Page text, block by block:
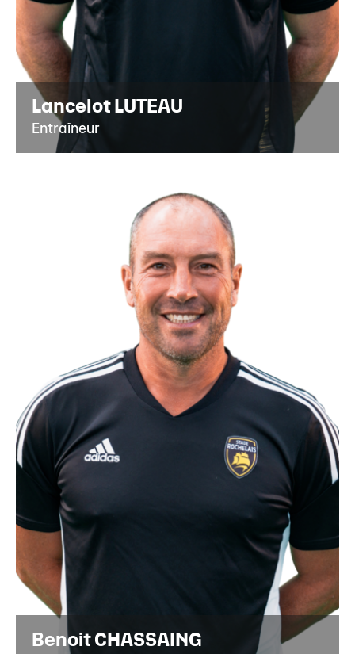
Lancelot LUTEAU
Entraîneur
Benoit CHASSAING